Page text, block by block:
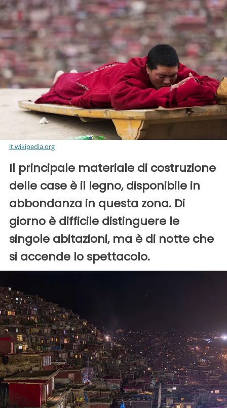
it.wikipedia.org
Il principale materiale di costruzione
delle case è il legno, disponibile in
abbondanza in questa zona. Di
giorno è difficile distinguere le
singole abitazioni, ma è di notte che
si accende lo spettacolo.